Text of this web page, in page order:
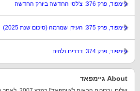
גיימפוד, פרק 376: צ'לסי החדשה ביורק החדשה
גיימפוד, פרק 375: העידן שמרמה (סיכום שנת 2025)
גיימפוד, פרק 374: דברים נלוזים
About גיימפאד